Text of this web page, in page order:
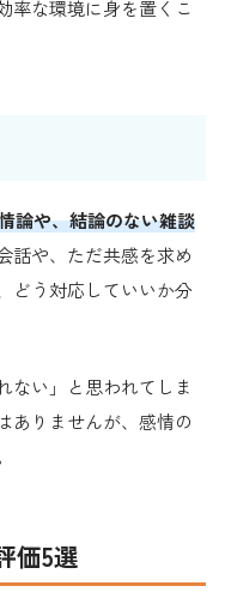
率な環境に身を置くこ
論や、結論のない雑談
話や、ただ共感を求め
どう対応していいか分
ない」と思われてしま
ありませんが、感情の
価5選